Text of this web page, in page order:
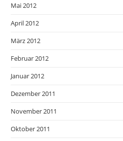
Mai 2012
April 2012
März 2012
Februar 2012
Januar 2012
Dezember 2011
November 2011
Oktober 2011